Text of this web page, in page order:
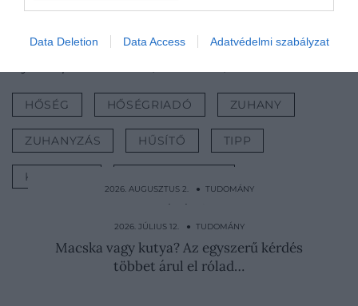
Data Deletion Data Access Adatvédelmi szabályzat
A mostani kánikula 20 éven belül teljesen
HŐSÉG HŐSÉGRIADÓ ZUHANY
ZUHANYZÁS HŰSÍTŐ TIPP
KÁNIKULA
2026. AUGUSZTUS 2. ● TUDOMÁNY
Gyerekként kasztrálták őket, hogy a kínai
császárt…
2026. JÚLIUS 12. ● TUDOMÁNY
Macska vagy kutya? Az egyszerű kérdés
többet árul el rólad…